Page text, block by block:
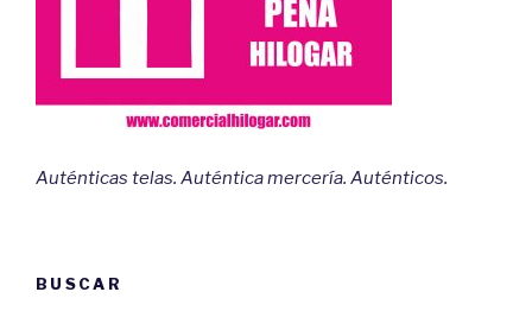
Auténticas telas. Auténtica mercería. Auténticos.
BUSCAR